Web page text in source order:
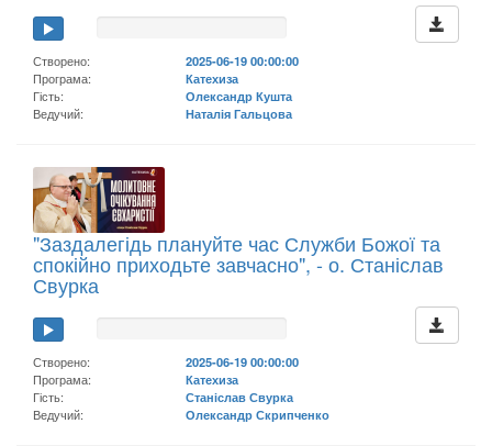
Створено:
2025-06-19 00:00:00
Програма:
Катехиза
Гість:
Олександр Кушта
Ведучий:
Наталія Гальцова
"Заздалегідь плануйте час Служби Божої та
спокійно приходьте завчасно", - о. Станіслав
Свурка
Створено:
2025-06-19 00:00:00
Програма:
Катехиза
Гість:
Станіслав Свурка
Ведучий:
Олександр Скрипченко